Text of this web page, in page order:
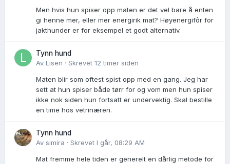
Men hvis hun spiser opp maten er det vel bare å enten
gi henne mer, eller mer energirik mat? Høyenergifôr for
jakthunder er for eksempel et godt alternativ.
Tynn hund
Av Lisen · Skrevet 12 timer siden
Maten blir som oftest spist opp med en gang. Jeg har
sett at hun spiser både tørr for og vom men hun spiser
ikke nok siden hun fortsatt er undervektig. Skal bestille
en time hos vetrinæren.
Tynn hund
Av simira · Skrevet I går, 08:29 AM
Mat fremme hele tiden er generelt en dårlig metode for